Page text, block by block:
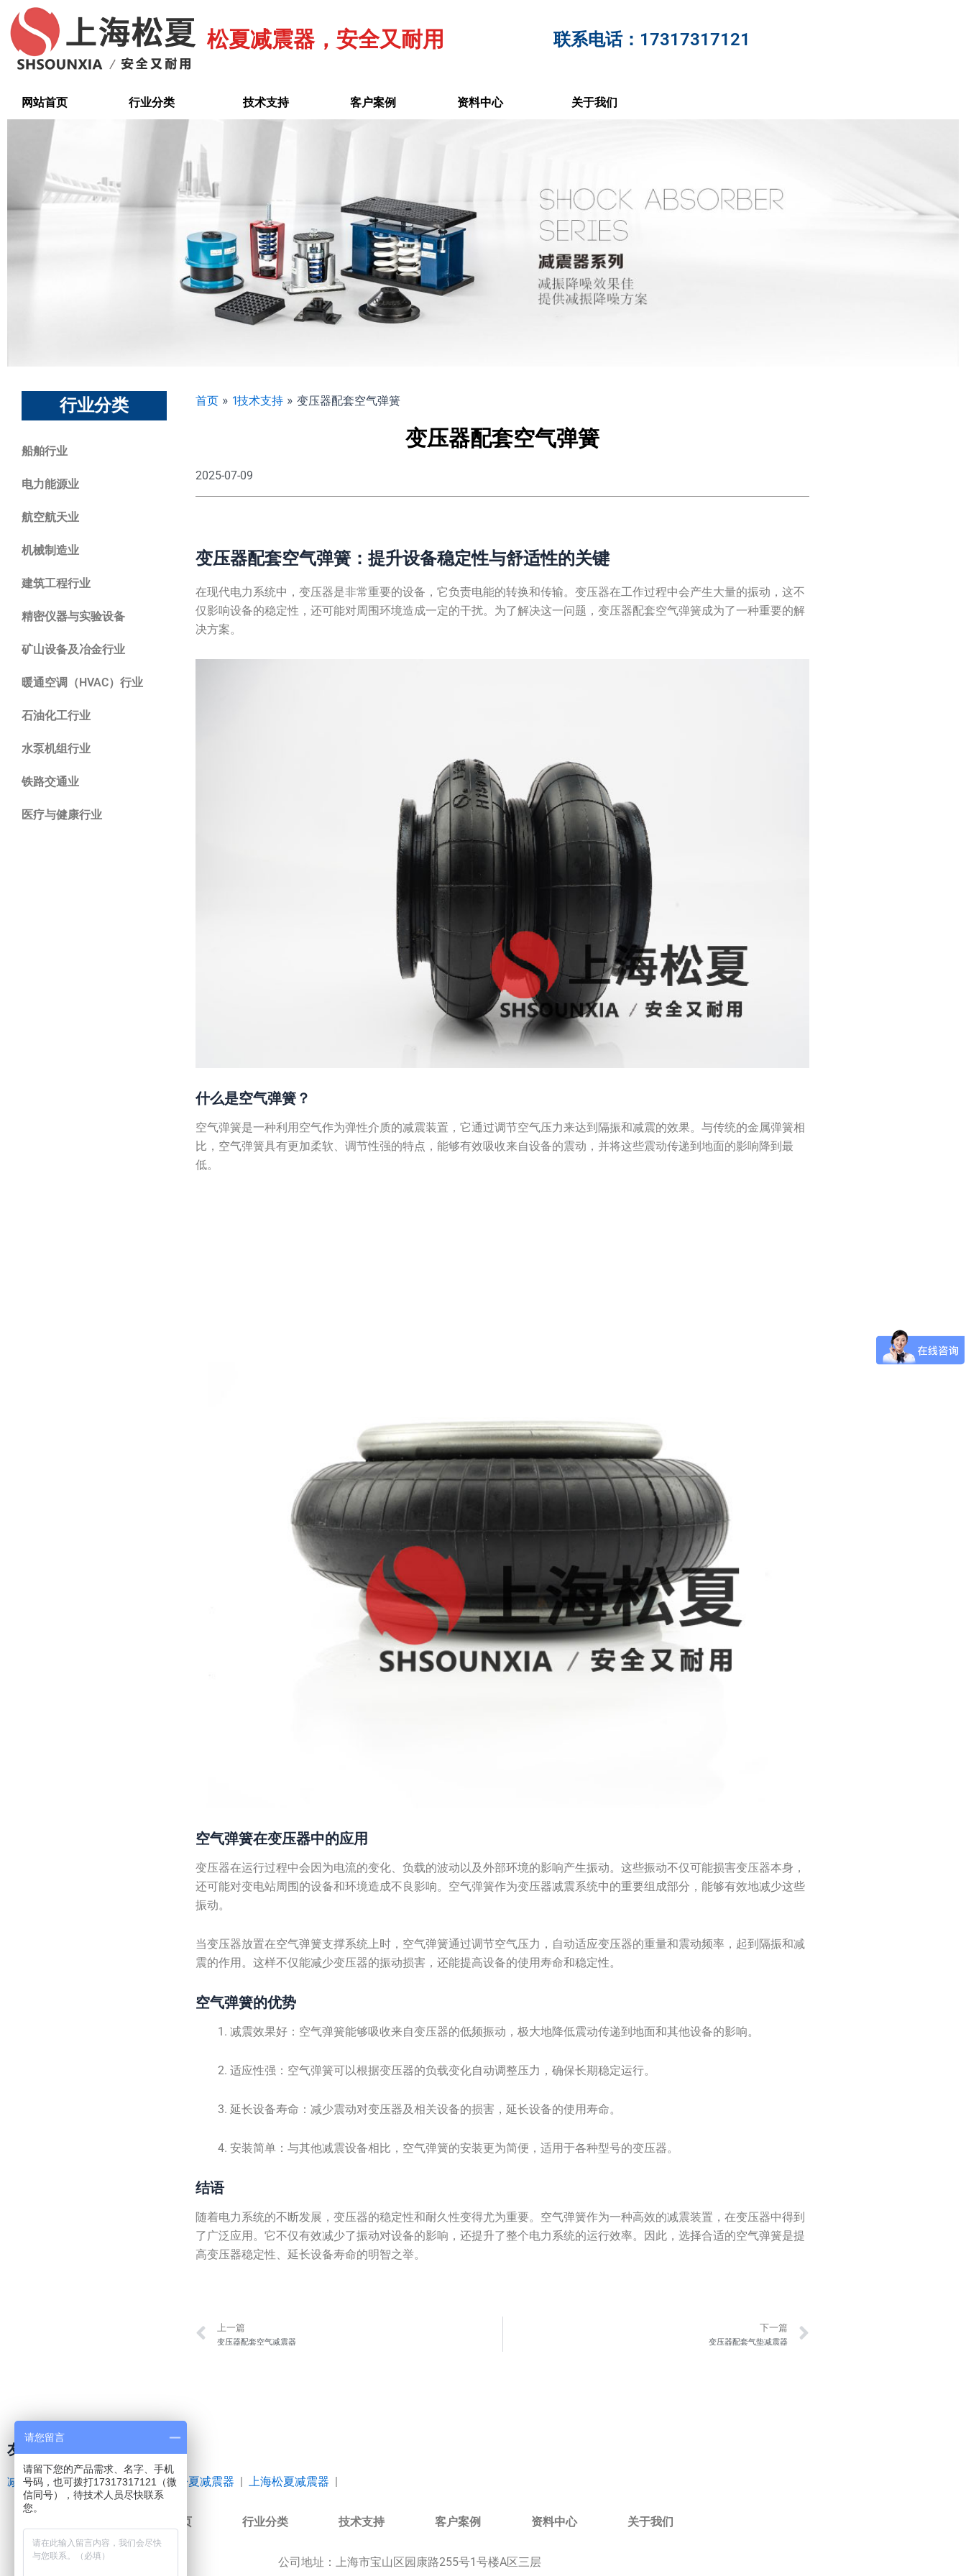
至
松夏减震器，安全又耐用 联系电话：17317317121
网站首页 行业分类 技术支持 客户案例 资料中心 关于我们
行业分类
船舶行业
电力能源业
航空航天业
机械制造业
建筑工程行业
精密仪器与实验设备
矿山设备及冶金行业
暖通空调（HVAC）行业
石油化工行业
水泵机组行业
铁路交通业
医疗与健康行业
首页 » 1技术支持 » 变压器配套空气弹簧
变压器配套空气弹簧
2025-07-09
变压器配套空气弹簧：提升设备稳定性与舒适性的关键
在现代电力系统中，变压器是非常重要的设备，它负责电能的转换和传输。变压器在工作过程中会产生大量的振动，这不
仅影响设备的稳定性，还可能对周围环境造成一定的干扰。为了解决这一问题，变压器配套空气弹簧成为了一种重要的解
决方案。
什么是空气弹簧？
空气弹簧是一种利用空气作为弹性介质的减震装置，它通过调节空气压力来达到隔振和减震的效果。与传统的金属弹簧相
比，空气弹簧具有更加柔软、调节性强的特点，能够有效吸收来自设备的震动，并将这些震动传递到地面的影响降到最
低。
空气弹簧在变压器中的应用
变压器在运行过程中会因为电流的变化、负载的波动以及外部环境的影响产生振动。这些振动不仅可能损害变压器本身，
还可能对变电站周围的设备和环境造成不良影响。空气弹簧作为变压器减震系统中的重要组成部分，能够有效地减少这些
振动。
当变压器放置在空气弹簧支撑系统上时，空气弹簧通过调节空气压力，自动适应变压器的重量和震动频率，起到隔振和减
震的作用。这样不仅能减少变压器的振动损害，还能提高设备的使用寿命和稳定性。
空气弹簧的优势
减震效果好：空气弹簧能够吸收来自变压器的低频振动，极大地降低震动传递到地面和其他设备的影响。
适应性强：空气弹簧可以根据变压器的负载变化自动调整压力，确保长期稳定运行。
延长设备寿命：减少震动对变压器及相关设备的损害，延长设备的使用寿命。
安装简单：与其他减震设备相比，空气弹簧的安装更为简便，适用于各种型号的变压器。
结语
随着电力系统的不断发展，变压器的稳定性和耐久性变得尤为重要。空气弹簧作为一种高效的减震装置，在变压器中得到
了广泛应用。它不仅有效减少了振动对设备的影响，还提升了整个电力系统的运行效率。因此，选择合适的空气弹簧是提
高变压器稳定性、延长设备寿命的明智之举。
Prev
上一篇
变压器配套空气减震器
下一篇
变压器配套气垫减震器
友情链接
减震器|空气弹簧|橡胶接头 | 松夏减震器 | 上海松夏减震器 |
网站首页 行业分类 技术支持 客户案例 资料中心 关于我们
公司地址： 上海市宝山区园康路255号1号楼A区三层
请您留言
请留下您的产品需求、名字、手机
号码，也可拨打17317317121（微
信同号），待技术人员尽快联系
您。